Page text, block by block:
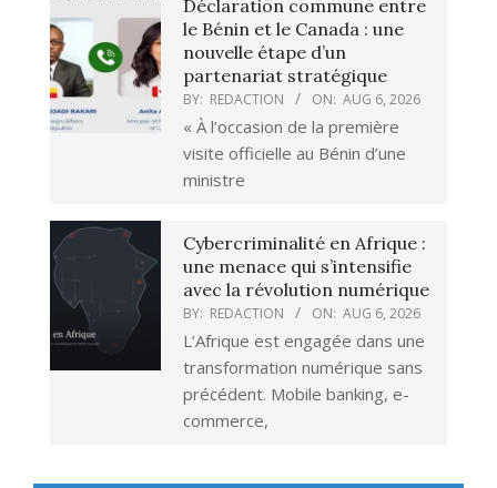
Déclaration commune entre
le Bénin et le Canada : une
nouvelle étape d’un
partenariat stratégique
BY: REDACTION ON: AUG 6, 2026
« À l’occasion de la première
visite officielle au Bénin d’une
ministre
Cybercriminalité en Afrique :
une menace qui s’intensifie
avec la révolution numérique
BY: REDACTION ON: AUG 6, 2026
L’Afrique est engagée dans une
transformation numérique sans
précédent. Mobile banking, e-
commerce,